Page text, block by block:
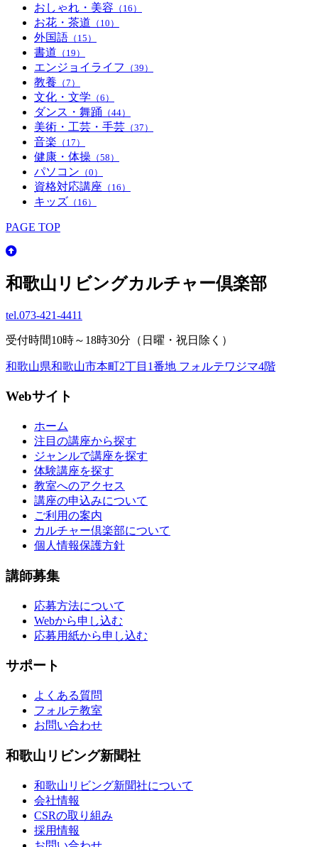
おしゃれ・美容 （16）
お花・茶道 （10）
外国語 （15）
書道 （19）
エンジョイライフ （39）
教養 （7）
文化・文学 （6）
ダンス・舞踊 （44）
美術・工芸・手芸 （37）
音楽 （17）
健康・体操 （58）
パソコン （0）
資格対応講座 （16）
キッズ （16）
PAGE TOP
和歌山リビングカルチャー倶楽部
tel.073-421-4411
受付時間10時～18時30分（日曜・祝日除く）
和歌山県和歌山市本町2丁目1番地 フォルテワジマ4階
Webサイト
ホーム
注目の講座から探す
ジャンルで講座を探す
体験講座を探す
教室へのアクセス
講座の申込みについて
ご利用の案内
カルチャー倶楽部について
個人情報保護方針
講師募集
応募方法について
Webから申し込む
応募用紙から申し込む
サポート
よくある質問
フォルテ教室
お問い合わせ
和歌山リビング新聞社
和歌山リビング新聞社について
会社情報
CSRの取り組み
採用情報